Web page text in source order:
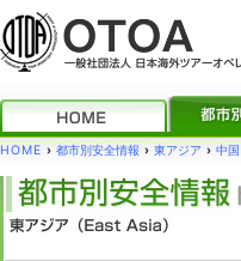
HOME › 都市別安全情報 › 東アジア › 中国